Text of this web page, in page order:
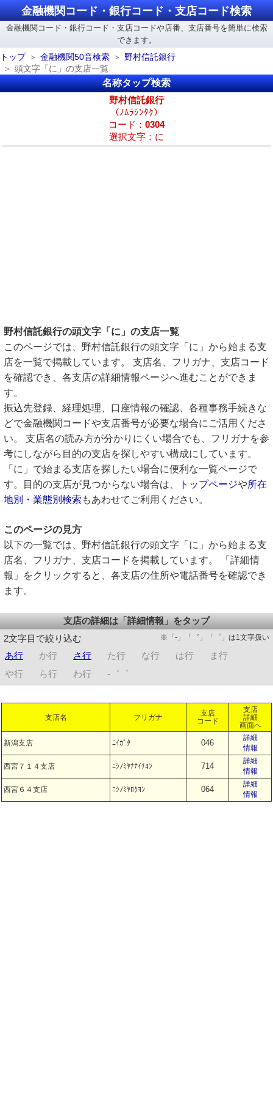
金融機関コード・銀行コード・支店コード検索
金融機関コード・銀行コード・支店コードや店番、支店番号を簡単に検索
できます。
トップ
金融機関50音検索
野村信託銀行
頭文字「に」の支店一覧
名称タップ検索
野村信託銀行
（ﾉﾑﾗｼﾝﾀｸ）
コード： 0304
選択文字：に
野村信託銀行の頭文字「に」の支店一覧
このページでは、野村信託銀行の頭文字「に」から始まる支
店を一覧で掲載しています。 支店名、フリガナ、支店コード
を確認でき、各支店の詳細情報ページへ進むことができま
す。
振込先登録、経理処理、口座情報の確認、各種事務手続きな
どで金融機関コードや支店番号が必要な場合にご活用くださ
い。 支店名の読み方が分かりにくい場合でも、フリガナを参
考にしながら目的の支店を探しやすい構成にしています。
「に」で始まる支店を探したい場合に便利な一覧ページで
す。目的の支店が見つからない場合は、
トップページや所在
地別・業態別検索 もあわせてご利用ください。
このページの見方
以下の一覧では、野村信託銀行の頭文字「に」から始まる支
店名、フリガナ、支店コードを掲載しています。 「詳細情
報」をクリックすると、各支店の住所や電話番号を確認でき
ます。
支店の詳細は「詳細情報」をタップ
2文字目で絞り込む
※「-」「゛」「゜」は1文字扱い
あ行 か行 さ行 た行 な行 は行
ま行
や行
ら行 わ行 -゛゜
支店名 フリガナ
支店
コード
支店
詳細
画面へ
新潟支店 ﾆｲｶﾞﾀ 046
詳細
情報
西宮７１４支店 ﾆｼﾉﾐﾔﾅﾅｲﾁﾖﾝ 714
詳細
情報
西宮６４支店 ﾆｼﾉﾐﾔﾛｸﾖﾝ 064
詳細
情報